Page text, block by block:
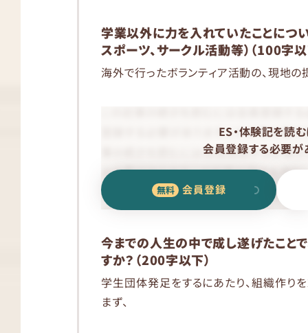
学業以外に力を入れていたことについ
スポーツ、サークル活動等）（100字以
海外で行ったボランティア活動の、現地の
ES・体験記を読む
会員登録する必要が
会員登録
今までの人生の中で成し遂げたこと
すか？（200字以下）
学生団体発足をするにあたり、組織作り
まず、